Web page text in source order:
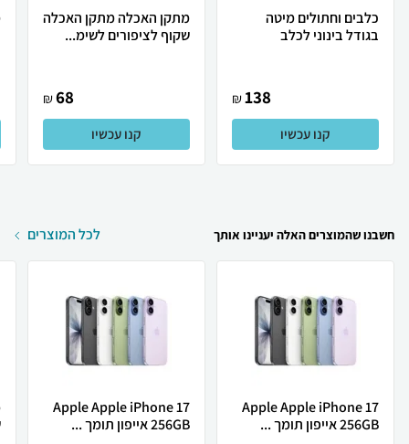
כלבים וחתולים מיטה
בגודל בינוני לכלב
138
₪
קנו עכשיו
מתקן האכלה מתקן האכלה
שקוף לציפורים לשימ...
68
₪
קנו עכשיו
חשבנו שהמוצרים האלה יעניינו אותך לכל המוצרים
Apple Apple iPhone 17
256GB אייפון תומך ...
Apple Apple iPhone 17
256GB אייפון תומך ...